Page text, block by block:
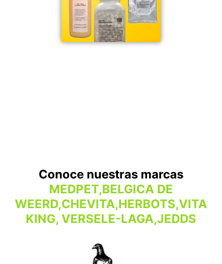
Conoce nuestras marcas
MEDPET,BELGICA DE
WEERD,CHEVITA,HERBOTS,VITA
KING, VERSELE-LAGA,JEDDS